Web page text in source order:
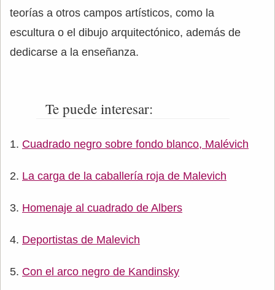
teorías a otros campos artísticos, como la
escultura o el dibujo arquitectónico, además de
dedicarse a la enseñanza.
Te puede interesar:
Cuadrado negro sobre fondo blanco, Malévich
La carga de la caballería roja de Malevich
Homenaje al cuadrado de Albers
Deportistas de Malevich
Con el arco negro de Kandinsky